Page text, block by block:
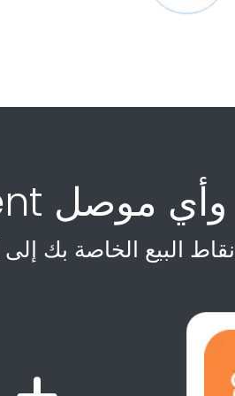
دمج Xpient وأي موصل
البيع الخاصة بك